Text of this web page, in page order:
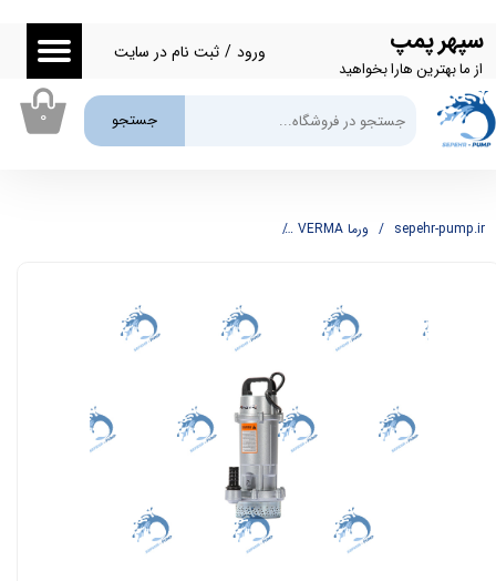
سپهر پمپ
از ما بهترین هارا بخواهید
جستجو
ورود / ثبت نام در سایت
حساب کاربری من
تغییر گذر واژه
سفارشات
۰
sepehr-pump.ir ورما VERMA